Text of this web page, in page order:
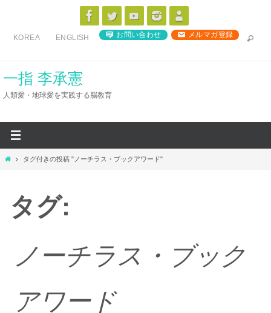
ス
KOREA ENGLISH お問い合わせ メルマガ登録
一指 李承憲
人類愛・地球愛を実践する脳教育
ホ
タグ付きの投稿 "ノーチラス・ブックアワード"
タグ:
ノーチラス・ブック
アワード